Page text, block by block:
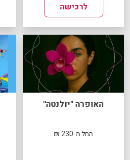
לרכישה
האופרה "יולנטה"
החל מ-230 ₪